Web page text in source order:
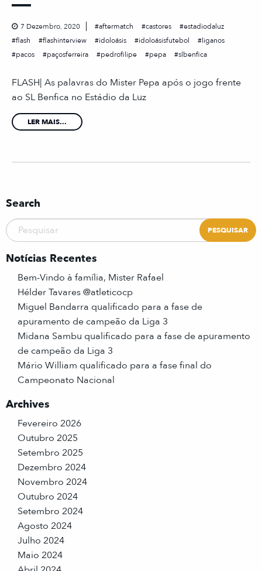
7 Dezembro, 2020 aftermatch castores
estadiodaluz
flash
flashinterview idoloásis idoloásisfutebol
liganos
pacos
paçosferreira pedrofilipe pepa slbenfica
FLASH| As palavras do Mister Pepa após o jogo frente
ao SL Benfica no Estádio da Luz
LER MAIS...
Search
Notícias Recentes
Bem-Vindo à família, Mister Rafael
Hélder Tavares @atleticocp
Miguel Bandarra qualificado para a fase de
apuramento de campeão da Liga 3
Midana Sambu qualificado para a fase de apuramento
de campeão da Liga 3
Mário William qualificado para a fase final do
Campeonato Nacional
Archives
Fevereiro 2026
Outubro 2025
Setembro 2025
Dezembro 2024
Novembro 2024
Outubro 2024
Setembro 2024
Agosto 2024
Julho 2024
Maio 2024